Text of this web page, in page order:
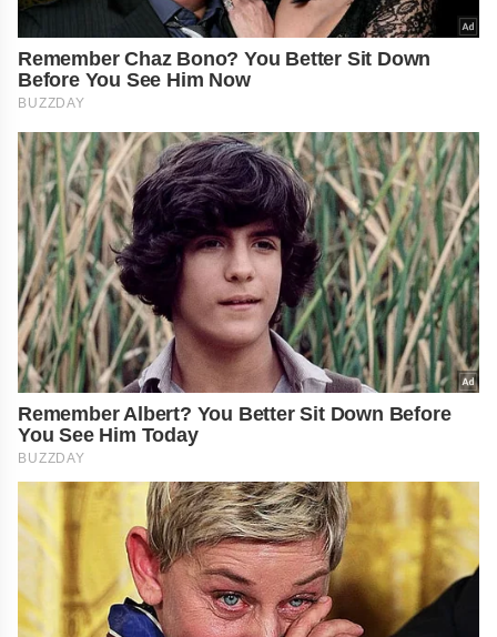
Remember Chaz Bono? You Better Sit Down
Before You See Him Now
BUZZDAY
Remember Albert? You Better Sit Down Before
You See Him Today
BUZZDAY